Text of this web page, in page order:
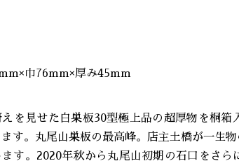
巾76mm×厚み45mm
えを見せた白巣板30型極上品の超厚物を桐
す。丸尾山巣板の最高峰。店主土橋が一生
ます。2020年秋から丸尾山初期の石口をさ